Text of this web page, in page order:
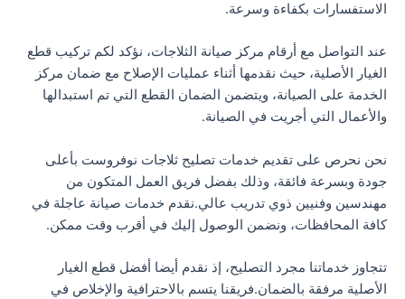
الاستفسارات بكفاءة وسرعة.
عند التواصل مع أرقام مركز صيانة الثلاجات، نؤكد لكم تركيب قطع
الغيار الأصلية، حيث نقدمها أثناء عمليات الإصلاح مع ضمان مركز
الخدمة على الصيانة، ويتضمن الضمان القطع التي تم استبدالها
والأعمال التي أجريت في الصيانة.
نحن نحرص على تقديم خدمات تصليح ثلاجات نوفروست بأعلى
جودة وبسرعة فائقة، وذلك بفضل فريق العمل المتكون من
مهندسين وفنيين ذوي تدريب عالي.نقدم خدمات صيانة عاجلة في
كافة المحافظات، ونضمن الوصول إليك في أقرب وقت ممكن.
تتجاوز خدماتنا مجرد التصليح، إذ نقدم أيضا أفضل قطع الغيار
الأصلية مرفقة بالضمان.فريقنا يتسم بالاحترافية والإخلاص في